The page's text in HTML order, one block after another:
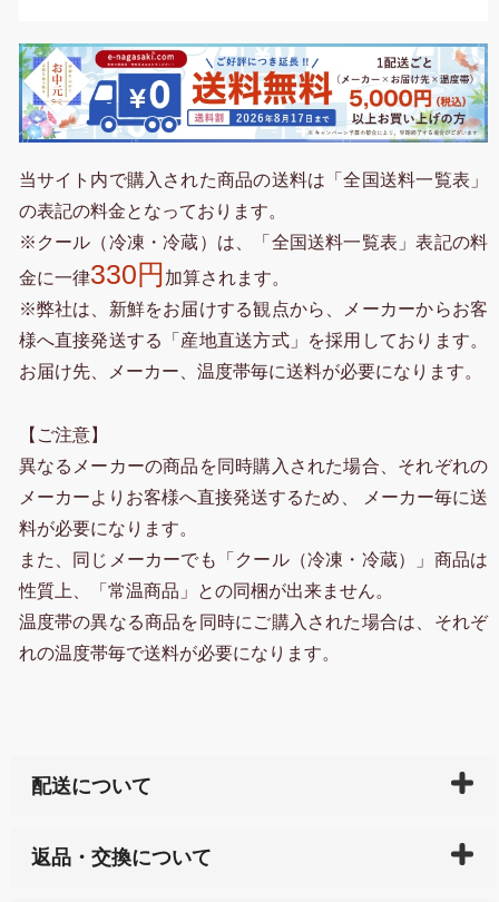
当サイト内で購入された商品の送料は「全国送料一覧表」
の表記の料金となっております。
※クール（冷凍・冷蔵）は、「全国送料一覧表」表記の料
金に一律330円 加算されます。
※弊社は、新鮮をお届けする観点から、メーカーからお客
様へ直接発送する「産地直送方式」を採用しております。
お届け先、メーカー、温度帯毎に送料が必要になります。
【ご注意】
異なるメーカーの商品を同時購入された場合、それぞれの
メーカーよりお客様へ直接発送するため、 メーカー毎に送
料が必要になります。
また、同じメーカーでも「クール（冷凍・冷蔵）」商品は
性質上、「常温商品」との同梱が出来ません。
温度帯の異なる商品を同時にご購入された場合は、それぞ
れの温度帯毎で送料が必要になります。
配送について
天ペイ」の方はご注文受付後）、 長崎県下全域に点在
返品・交換について